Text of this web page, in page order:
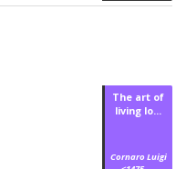
The art of
living lo...
Cornaro Luigi